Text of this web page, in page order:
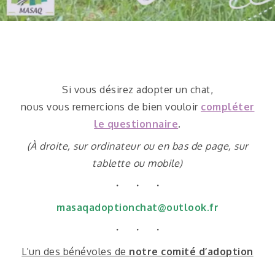
Si vous désirez adopter un chat,
nous vous remercions de bien vouloir compléter
le questionnaire.
(À droite, sur ordinateur ou en bas de page, sur
tablette ou mobile)
・ ・ ・
masaqadoptionchat@outlook.fr
・ ・ ・
L’un des bénévoles de notre comité d’adoption